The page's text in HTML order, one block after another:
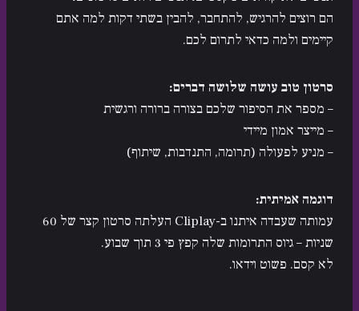
הם רוצים להרגיש, להתחבר, להבין בשתי דקות למה אתם
קיימים ולמה כדאי לתרום לכם.
סרטון טוב עושה שלושה דברים:
– מספר את הסיפור שלכם בצורה ברורה ורגשית
– מייצר אמון מיידי
– מניע לפעולה (תרומה, התנדבות, שיתוף)
דוגמה אמיתית:
עמותה שעבדה איתנו ב-Cliplay העלתה סרטון קצר של 60
שניות – גיוס התרומות שלה קפץ פי 3 תוך שבוע.
לא קסם. פשוט וידאו.